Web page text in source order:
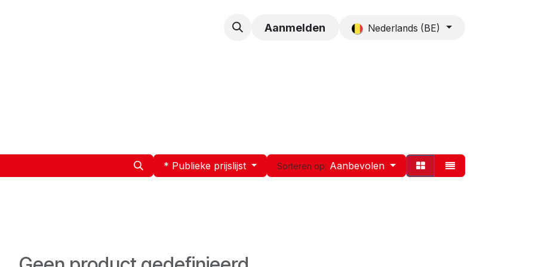
Vacatures Contact
Aanmelden Nederlands (BE)
* Publieke prijslijst Sorteren op: Aanbevolen